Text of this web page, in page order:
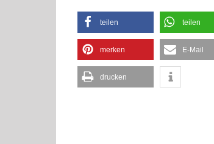
teilen teilen
merken E-Mail
drucken